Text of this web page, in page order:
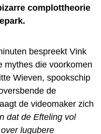
complottheorie
bespreekt Vink
mythes die voorkomen
Wieven, spookschip
de
de videomaker zich
dat de Efteling vol
lugubere